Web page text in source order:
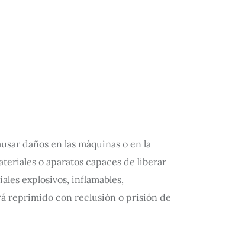
daños en las máquinas o en la
o aparatos capaces de liberar
explosivos, inflamables,
reprimido con reclusión o prisión de